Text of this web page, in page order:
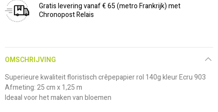
Gratis levering vanaf € 65 (metro Frankrijk) met
Chronopost Relais
OMSCHRIJVING
Superieure kwaliteit floristisch crêpepapier rol 140g kleur Ecru 903
Afmeting: 25 cm x 1,25 m
Ideaal voor het maken van bloemen